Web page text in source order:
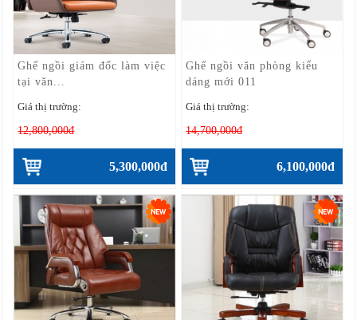
Ghế ngồi giám đốc làm việc
tại văn...
Giá thị trường:
12,800,000đ
5,300,000đ
Ghế ngồi văn phòng kiểu
dáng mới 011
Giá thị trường:
14,700,000đ
6,100,000đ